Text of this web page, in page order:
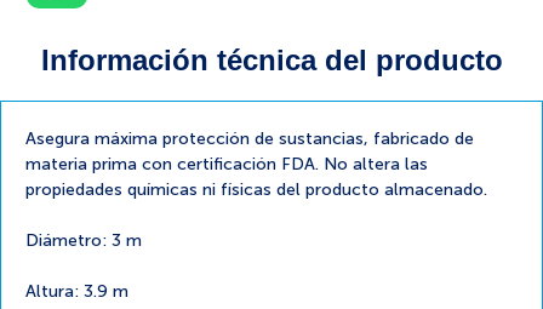
Información técnica del producto
Asegura máxima protección de sustancias, fabricado de
materia prima con certificación FDA. No altera las
propiedades químicas ni físicas del producto almacenado.
Diámetro: 3 m
Altura: 3.9 m